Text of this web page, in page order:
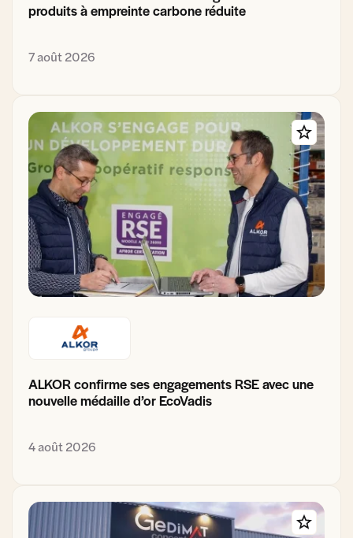
produits à empreinte carbone réduite
7 août 2026
ALKOR confirme ses engagements RSE avec une
nouvelle médaille d’or EcoVadis
4 août 2026